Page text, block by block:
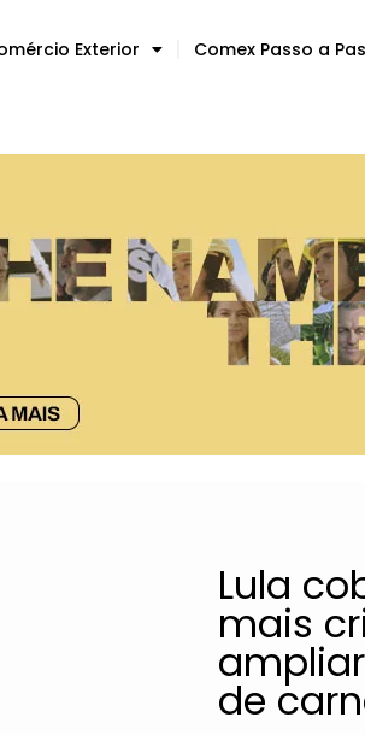
Exterior Comex Passo a
Lula
mais
de